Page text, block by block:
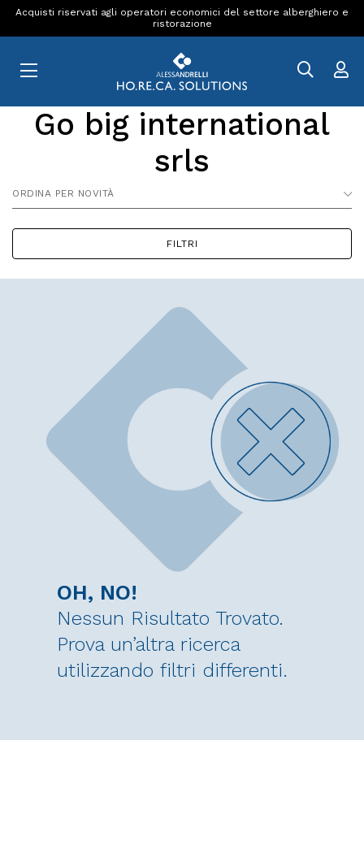
Acquisti riservati agli operatori economici del settore alberghiero e
ristorazione
Go big international
srls
ORDINA PER NOVITÀ
FILTRI
OH, NO!
Nessun Risultato Trovato.
Prova un’altra ricerca
utilizzando filtri differenti.